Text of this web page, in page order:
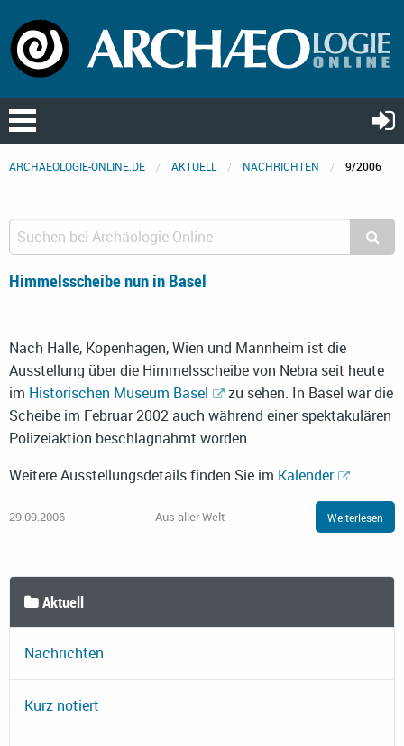
ARCHAEOLOGIE-ONLINE.DE AKTUELL NACHRICHTEN 9/2006
Himmelsscheibe nun in Basel
Nach Halle, Kopenhagen, Wien und Mannheim ist die
Ausstellung über die Himmelsscheibe von Nebra seit heute
im Historischen Museum Basel
zu sehen. In Basel war die
Scheibe im Februar 2002 auch während einer spektakulären
Polizeiaktion beschlagnahmt worden.
Weitere Ausstellungsdetails finden Sie im Kalender .
29.09.2006 Aus aller Welt Weiterlesen
Aktuell
Nachrichten
Kurz notiert